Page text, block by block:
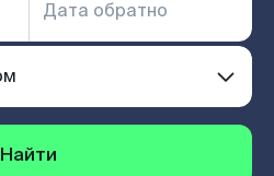
Найти